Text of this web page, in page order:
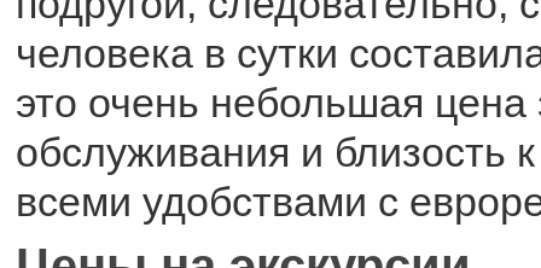
человека в сутки
это очень небольшая цена
обслуживания и близость
всеми удобствами с